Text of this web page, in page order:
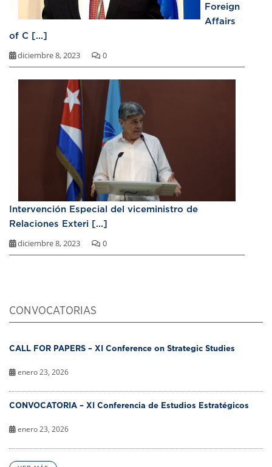
Foreign
Affairs
of C [...]
diciembre 8, 2023 0
Intervención Especial del viceministro de
Relaciones Exteri [...]
diciembre 8, 2023 0
CONVOCATORIAS
CALL FOR PAPERS – XI Conference on Strategic Studies
enero 23, 2026
CONVOCATORIA – XI Conferencia de Estudios Estratégicos
enero 23, 2026